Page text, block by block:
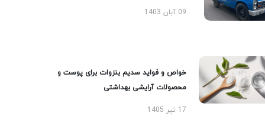
09 آبان 1403
خواص و فواید سدیم بنزوات برای پوست و
محصولات آرایشی بهداشتی
17 تیر 1405